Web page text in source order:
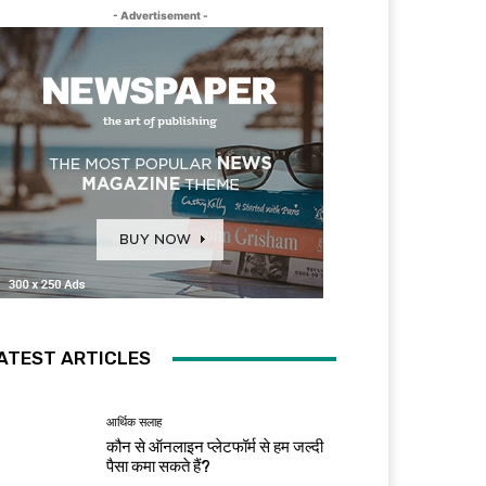
- Advertisement -
ARTICLES
आर्थिक सलाह
कौन से ऑनलाइन प्लेटफॉर्म से हम जल्दी
पैसा कमा सकते हैं?